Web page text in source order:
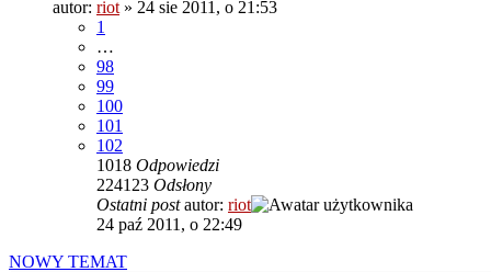
autor: riot » 24 sie 2011, o 21:53
1
…
98
99
100
101
102
1018 Odpowiedzi
224123 Odsłony
Ostatni postautor: riot
24 paź 2011, o 22:49
NOWY TEMAT